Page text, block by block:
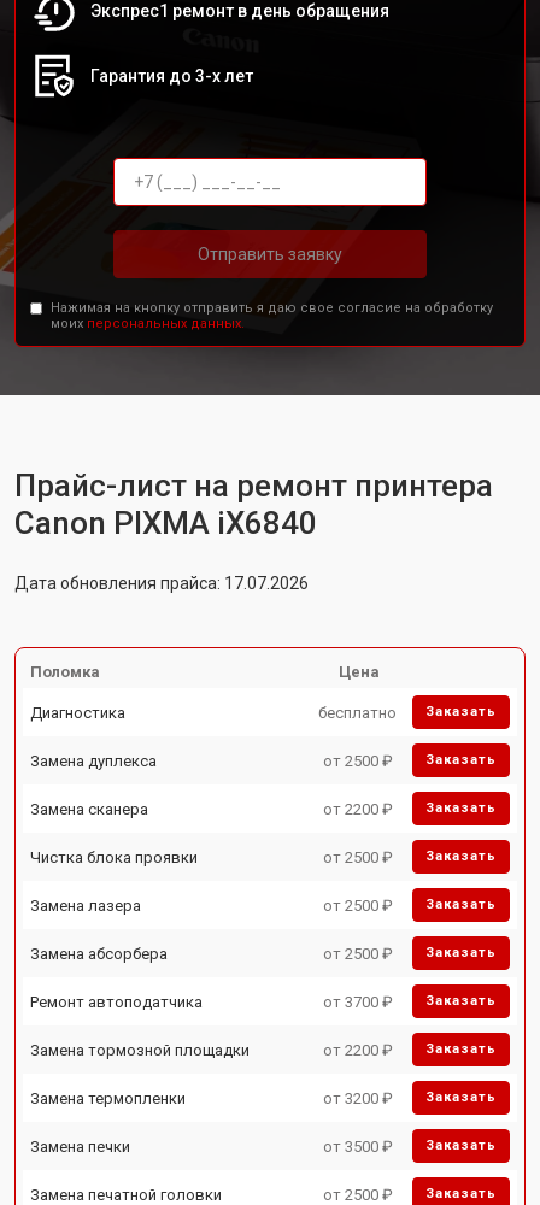
Экспрес1 ремонт в день обращения
Гарантия до 3-х лет
Отправить заявку
Нажимая на кнопку отправить я даю свое согласие на обработку
моих персональных данных.
Прайс-лист на ремонт принтера
Canon PIXMA iX6840
Дата обновления прайса: 17.07.2026
Поломка Цена
Диагностика бесплатно Заказать
Замена дуплекса от 2500 ₽ Заказать
Замена сканера от 2200 ₽ Заказать
Чистка блока проявки от 2500 ₽ Заказать
Замена лазера от 2500 ₽ Заказать
Замена абсорбера от 2500 ₽ Заказать
Ремонт автоподатчика от 3700 ₽ Заказать
Замена тормозной площадки от 2200 ₽ Заказать
Замена термопленки от 3200 ₽ Заказать
Замена печки от 3500 ₽ Заказать
Замена печатной головки от 2500 ₽ Заказать